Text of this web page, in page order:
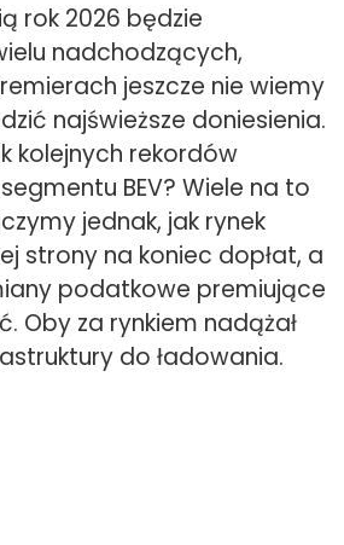
rok 2026 będzie
nadchodzących,
jeszcze nie wiemy
najświeższe doniesienia.
kolejnych rekordów
BEV? Wiele na to
jednak, jak rynek
strony na koniec dopłat, a
podatkowe premiujące
Oby za rynkiem nadążał
do ładowania.